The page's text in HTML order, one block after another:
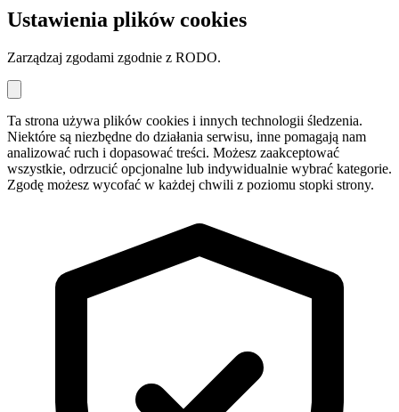
Ustawienia plików cookies
Zarządzaj zgodami zgodnie z RODO.
Ta strona używa plików cookies i innych technologii śledzenia.
Niektóre są niezbędne do działania serwisu, inne pomagają nam
analizować ruch i dopasować treści. Możesz zaakceptować
wszystkie, odrzucić opcjonalne lub indywidualnie wybrać kategorie.
Zgodę możesz wycofać w każdej chwili z poziomu stopki strony.